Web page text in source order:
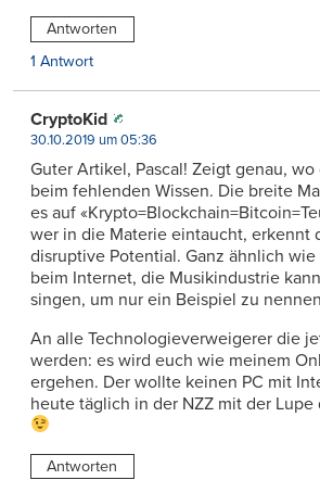
Antworten
1 Antwort
CryptoKid
30.10.2019 um 05:36
Guter Artikel, Pascal! Zeigt genau,
beim fehlenden Wissen. Die breite
es auf
wer in die Materie eintaucht, erkennt
disruptive Potential. Ganz ähnlich wie
beim Internet, die Musikindustrie
singen, um nur ein Beispiel zu
An alle Technologieverweigerer die
werden: es wird euch wie meinem
ergehen. Der wollte keinen PC mit
heute täglich in der NZZ mit der
Antworten